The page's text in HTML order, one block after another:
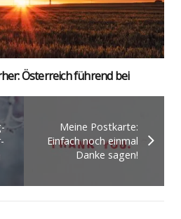
Öster­reich füh­rend bei
Mei­ne Post­kar­te:
Ein­fach noch ein­mal
Dan­ke sagen!